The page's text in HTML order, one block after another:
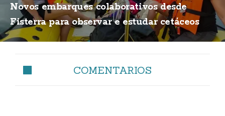
Novos embarques colaborativos desde
Fisterra para observar e estudar cetáceos
COMENTARIOS